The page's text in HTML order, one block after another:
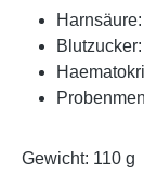
Gewicht: 110 g